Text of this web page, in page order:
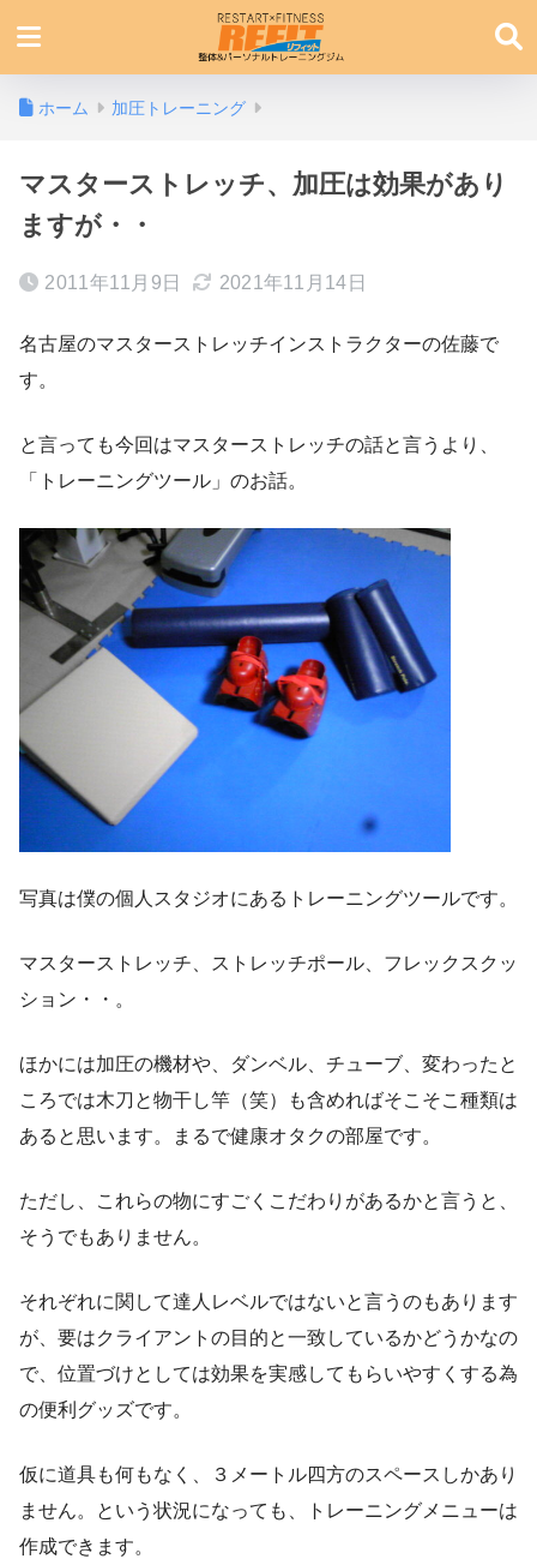
ホーム 加圧トレーニング
マスターストレッチ、加圧は効果があり
ますが・・
2011年11月9日 2021年11月14日
名古屋のマスターストレッチインストラクターの佐藤で
す。
と言っても今回はマスターストレッチの話と言うより、
「トレーニングツール」のお話。
写真は僕の個人スタジオにあるトレーニングツールです。
マスターストレッチ、ストレッチポール、フレックスクッ
ション・・。
ほかには加圧の機材や、ダンベル、チューブ、変わったと
ころでは木刀と物干し竿（笑）も含めればそこそこ種類は
あると思います。まるで健康オタクの部屋です。
ただし、これらの物にすごくこだわりがあるかと言うと、
そうでもありません。
それぞれに関して達人レベルではないと言うのもあります
が、要はクライアントの目的と一致しているかどうかなの
で、位置づけとしては効果を実感してもらいやすくする為
の便利グッズです。
仮に道具も何もなく、３メートル四方のスペースしかあり
ません。という状況になっても、トレーニングメニューは
作成できます。